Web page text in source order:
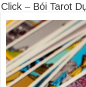
Click – Bói Tarot